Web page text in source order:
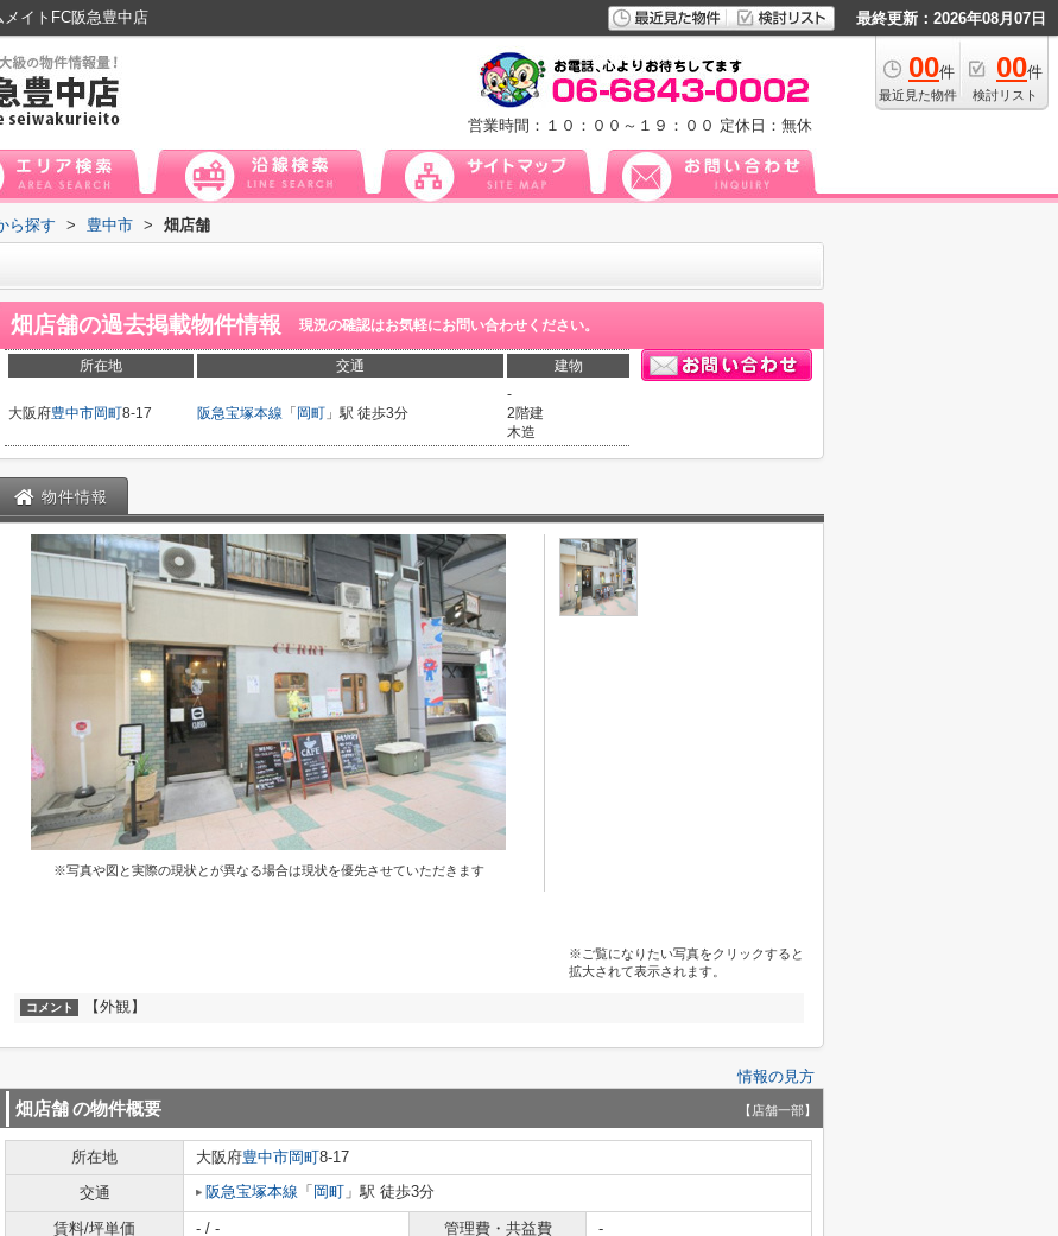
イトFC阪急豊中店 最終更新：2026年08月07日
00件
最近見た物件
00件
検討リスト
営業時間：１０：００～１９：００ 定休日：無休
ら探す > 豊中市 > 畑店舗
畑店舗の過去掲載物件情報 現況の確認はお気軽にお問い合わせください。
所在地 交通 建物
大阪府豊中市岡町8-17 阪急宝塚本線 「 岡町 」駅 徒歩3分
-
2階建
木造
物件情報
※写真や図と実際の現状とが異なる場合は現状を優先させていただきます
※ご覧になりたい写真をクリックすると
拡大されて表示されます。
コメント 【外観】
情報の見方
畑店舗の物件概要 【店舗一部】
所在地 大阪府豊中市岡町8-17
交通
阪急宝塚本線 「 岡町 」駅 徒歩3分
賃料/坪単価 - / - 管理費・共益費
-